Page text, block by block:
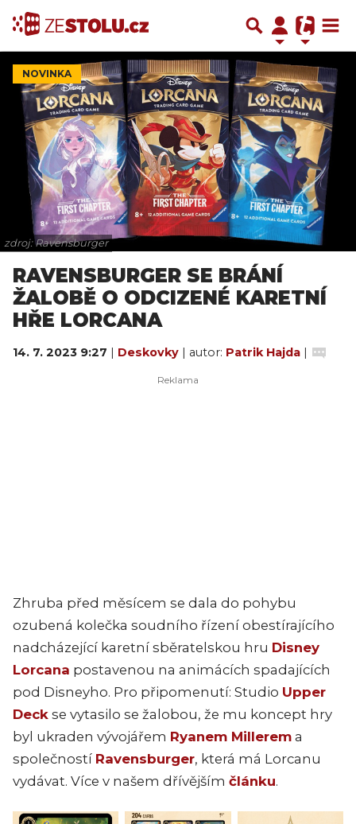
NOVINKA
zdroj: Ravensburger
RAVENSBURGER SE BRÁNÍ
ŽALOBĚ O ODCIZENÉ KARETNÍ
HŘE LORCANA
14. 7. 2023 9:27 | Deskovky | autor: Patrik Hajda |
Zhruba před měsícem se dala do pohybu
ozubená kolečka soudního řízení obestírajícího
nadcházející karetní sběratelskou hru Disney
Lorcana postavenou na animácích spadajících
pod Disneyho. Pro připomenutí: Studio Upper
Deck se vytasilo se žalobou, že mu koncept hry
byl ukraden vývojářem Ryanem Millerem a
společností Ravensburger, která má Lorcanu
vydávat. Více v našem dřívějším článku.